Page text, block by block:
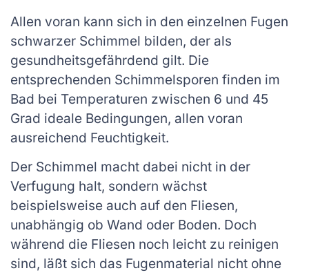
Allen voran kann sich in den einzelnen Fugen
schwarzer Schimmel bilden, der als
gesundheitsgefährdend gilt. Die
entsprechenden Schimmelsporen finden im
Bad bei Temperaturen zwischen 6 und 45
Grad ideale Bedingungen, allen voran
ausreichend Feuchtigkeit.
Der Schimmel macht dabei nicht in der
Verfugung halt, sondern wächst
beispielsweise auch auf den Fliesen,
unabhängig ob Wand oder Boden. Doch
während die Fliesen noch leicht zu reinigen
sind, läßt sich das Fugenmaterial nicht ohne